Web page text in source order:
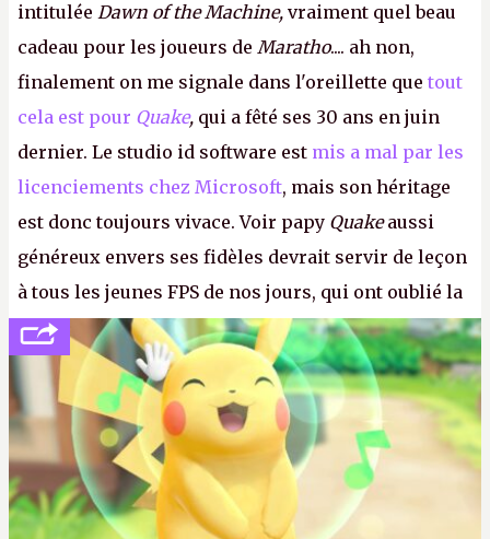
intitulée Dawn of the Machine, vraiment quel beau
cadeau pour les joueurs de Maratho.... ah non,
finalement on me signale dans l'oreillette que tout
cela est pour Quake, qui a fêté ses 30 ans en juin
dernier. Le studio id software est mis a mal par les
licenciements chez Microsoft, mais son héritage
est donc toujours vivace. Voir papy Quakeaussi
généreux envers ses fidèles devrait servir de leçon
à tous les jeunes FPS de nos jours, qui ont oublié la
politesse et le respect envers leurs joueurs et les
anciens. Il leur faudrait une bonne guerre des
consoles à ces petits cons !